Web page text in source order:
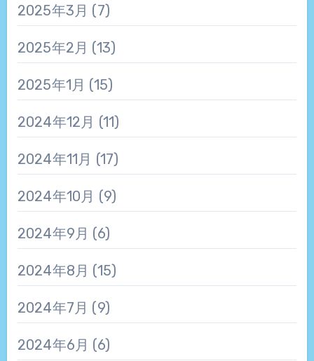
2025年3月 (7)
2025年2月 (13)
2025年1月 (15)
2024年12月 (11)
2024年11月 (17)
2024年10月 (9)
2024年9月 (6)
2024年8月 (15)
2024年7月 (9)
2024年6月 (6)